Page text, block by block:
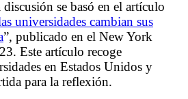
se basó en el artículo
universidades cambian sus
”, publicado en el New York
Este artículo recoge
en Estados Unidos y
para la reflexión.